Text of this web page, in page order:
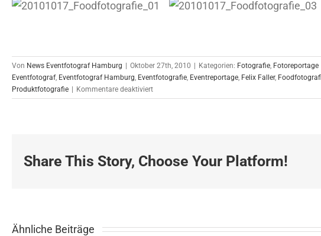
Von News Eventfotograf Hamburg Oktober 27th, 2010 Kategorien: Fotografie, Fotoreportage
Eventfotograf, Eventfotograf Hamburg, Eventfotografie, Eventreportage, Felix Faller,
Produktfotografie
Kommentare deaktiviertfür
Foodfotos
Share This Story, Choose Your Platform!
Ähnliche Beiträge